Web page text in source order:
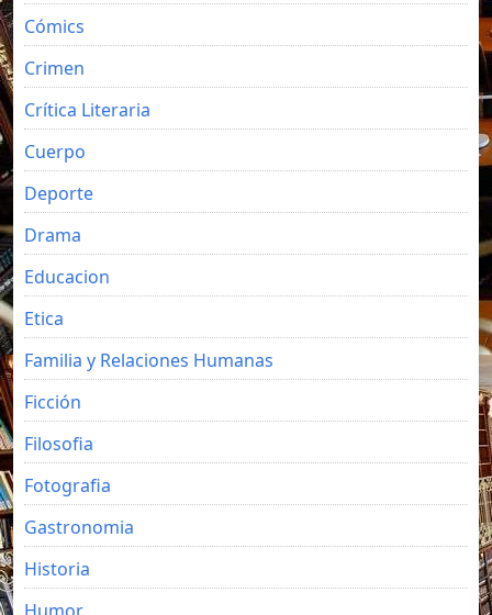
Cómics
Crimen
Crítica Literaria
Cuerpo
Deporte
Drama
Educacion
Etica
Familia y Relaciones Humanas
Ficción
Filosofia
Fotografia
Gastronomia
Historia